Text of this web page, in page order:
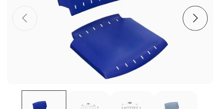
Пластиковые столешницы для школьных парт
Комплектующие для мебели
Система выравнивания плитки